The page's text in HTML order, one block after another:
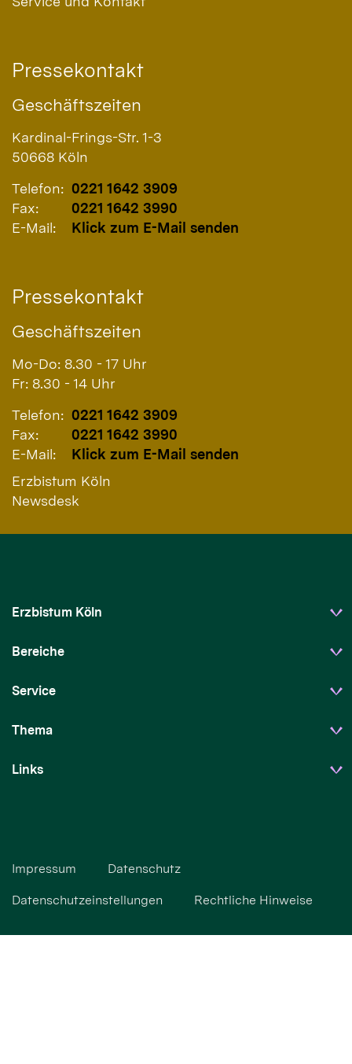
Pressekontakt
Geschäftszeiten
Kardinal-Frings-Str. 1-3
50668 Köln
Telefon: 0221 1642 3909
Fax:
0221 1642 3990
E-Mail:
Klick zum E-Mail senden
Pressekontakt
Geschäftszeiten
Mo-Do: 8.30 - 17 Uhr
Fr: 8.30 - 14 Uhr
Telefon: 0221 1642 3909
Fax:
0221 1642 3990
E-Mail:
Klick zum E-Mail senden
Erzbistum Köln
Newsdesk
Erzbistum Köln
Bereiche
Service
Thema
Links
Impressum Datenschutz
Datenschutzeinstellungen Rechtliche Hinweise